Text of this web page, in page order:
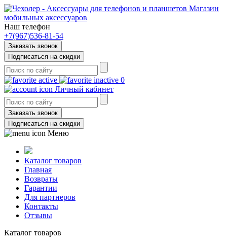
Магазин
мобильных аксессуаров
Наш телефон
+7(967)536-81-54
Заказать звонок
Подписаться на скидки
0
Личный кабинет
Заказать звонок
Подписаться на скидки
Меню
Каталог товаров
Главная
Возвраты
Гарантии
Для партнеров
Контакты
Отзывы
Каталог товаров